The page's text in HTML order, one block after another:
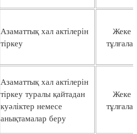
Азаматтық хал актілерін
тіркеу
Жеке
тұлғалар
Азаматтық хал актілерін
тіркеу туралы қайтадан
куәліктер немесе
анықтамалар беру
Жеке
тұлғалар